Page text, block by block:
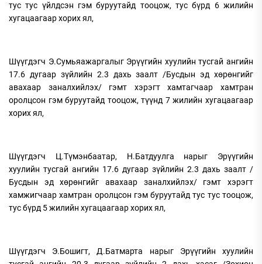
тус тус үйлдсэн гэм буруутайд тооцож, тус бүрд 6 жилийн
хугацаагаар хорих ял,
Шүүгдэгч Э.Сумьяажаргалыг Эрүүгийн хуулийн тусгай ангийн
17.6 дугаар зүйлийн 2.3 дахь заалт /Бусдын эд хөрөнгийг
авахаар заналхийлэх/ гэмт хэрэгт хамтагчаар хамтран
оролцсон гэм буруутайд тооцож, түүнд 7 жилийн хугацаагаар
хорих ял,
Шүүгдэгч Ц.Түмэнбаатар, Н.Батдуулга нарыг Эрүүгийн
хуулийн тусгай ангийн 17.6 дугаар зүйлийн 2.3 дахь заалт /
Бусдын эд хөрөнгийг авахаар заналхийлэх/ гэмт хэрэгт
хамжигчаар хамтран оролцсон гэм буруутайд тус тус тооцож,
тус бүрд 5 жилийн хугацаагаар хорих ял,
Шүүгдэгч Э.Бошигт, Д.Батмарта нарыг Эрүүгийн хуулийн